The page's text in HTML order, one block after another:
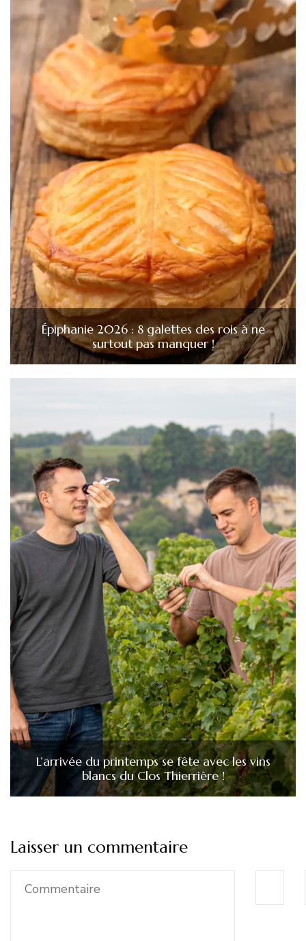
Épiphanie 2026 : 8 galettes des rois à ne
surtout pas manquer !
L’arrivée du printemps se fête avec les vins
blancs du Clos Thierrière !
Laisser un commentaire